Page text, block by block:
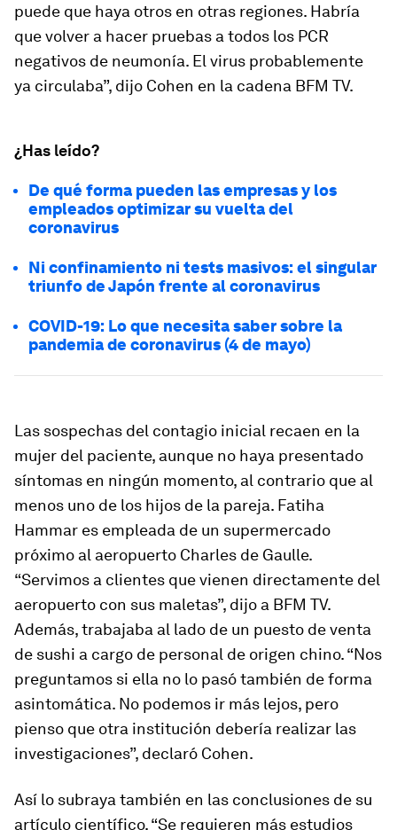
puede que haya otros en otras regiones. Habría
que volver a hacer pruebas a todos los PCR
negativos de neumonía. El virus probablemente
ya circulaba”, dijo Cohen en la cadena BFM TV.
¿Has leído?
De qué forma pueden las empresas y los
empleados optimizar su vuelta del
coronavirus
Ni confinamiento ni tests masivos: el singular
triunfo de Japón frente al coronavirus
COVID-19: Lo que necesita saber sobre la
pandemia de coronavirus (4 de mayo)
Las sospechas del contagio inicial recaen en la
mujer del paciente, aunque no haya presentado
síntomas en ningún momento, al contrario que al
menos uno de los hijos de la pareja. Fatiha
Hammar es empleada de un supermercado
próximo al aeropuerto Charles de Gaulle.
“Servimos a clientes que vienen directamente del
aeropuerto con sus maletas”, dijo a BFM TV.
Además, trabajaba al lado de un puesto de venta
de sushi a cargo de personal de origen chino. “Nos
preguntamos si ella no lo pasó también de forma
asintomática. No podemos ir más lejos, pero
pienso que otra institución debería realizar las
investigaciones”, declaró Cohen.
Así lo subraya también en las conclusiones de su
artículo científico. “Se requieren más estudios